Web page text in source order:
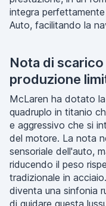
integra
Auto, facilitando la
Nota di
produzione
McLaren ha dotato
quadruplo in titanio
e aggressivo che si
del motore. La nota
sensoriale dell'auto,
riducendo il peso
tradizionale in
diventa una sinfonia
di guidare questa